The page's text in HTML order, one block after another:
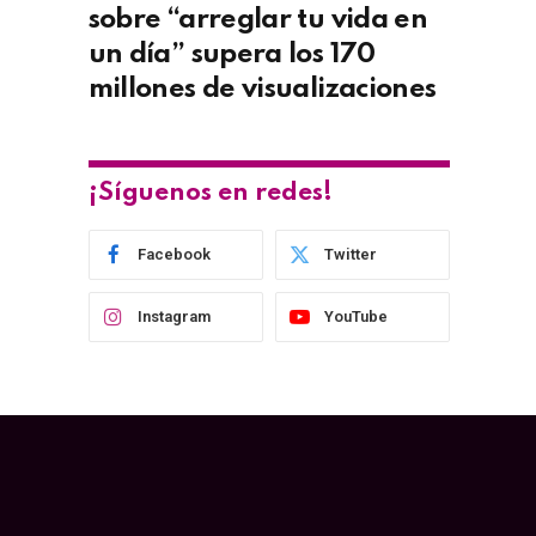
sobre “arreglar tu vida en
un día” supera los 170
millones de visualizaciones
¡Síguenos en redes!
Facebook Twitter
Instagram YouTube